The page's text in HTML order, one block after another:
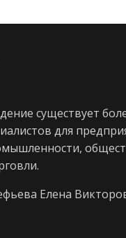
существует
для
Елена